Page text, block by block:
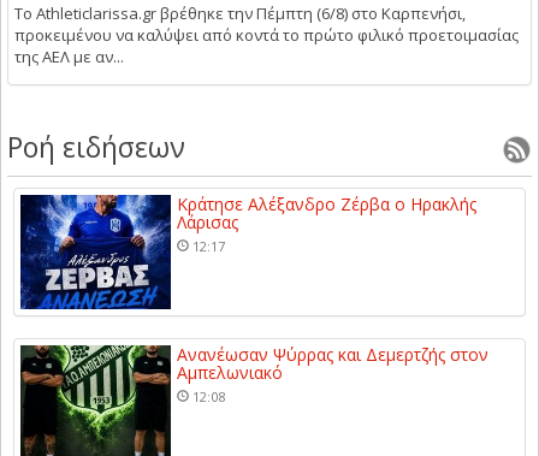
Το Athleticlarissa.gr βρέθηκε την Πέμπτη (6/8) στο Καρπενήσι,
προκειμένου να καλύψει από κοντά το πρώτο φιλικό προετοιμασίας
της ΑΕΛ με αν...
Ροή ειδήσεων
Κράτησε Αλέξανδρο Ζέρβα ο Ηρακλής
Λάρισας
12:17
Ανανέωσαν Ψύρρας και Δεμερτζής στον
Αμπελωνιακό
12:08